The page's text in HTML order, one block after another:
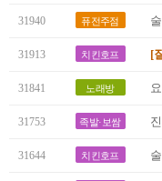
31940 퓨전주점
31913 치킨호프 [
31841 노래방
31753 족발·보쌈
31644 치킨호프